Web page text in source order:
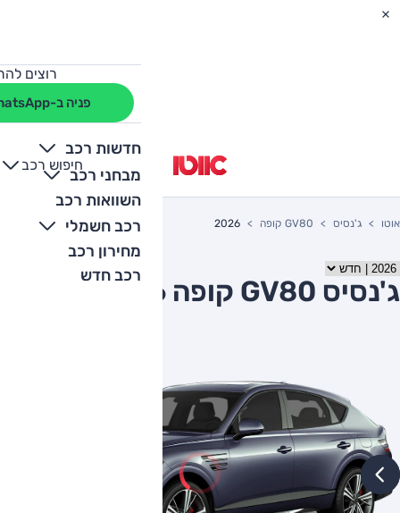
רוצים
פניה ב-WhatsApp
חדשות רכב
מבחני רכב
השוואות רכב
רכב חשמלי
מחירון רכב
רכב חדש
חיפוש רכב
+
-
אוטו ג'נסיס GV80 קופה 2026
ג'נסיס GV80 קופה 2026